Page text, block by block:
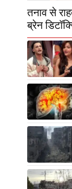
तनाव से
ब्रेन